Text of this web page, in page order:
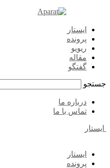
ایستار
پرونده
ریویو
مقاله
گفتگو
جستجو
درباره ما
تماس با ما
ایستار
ایستار
پرونده